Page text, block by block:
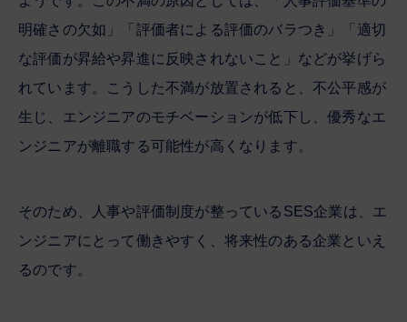
明確さの欠如」「評価者による評価のバラつき」「適切
な評価が昇給や昇進に反映されないこと」などが挙げら
れています。こうした不満が放置されると、不公平感が
生じ、エンジニアのモチベーションが低下し、優秀なエ
ンジニアが離職する可能性が高くなります。
そのため、人事や評価制度が整っているSES企業は、エ
ンジニアにとって働きやすく、将来性のある企業といえ
るのです。